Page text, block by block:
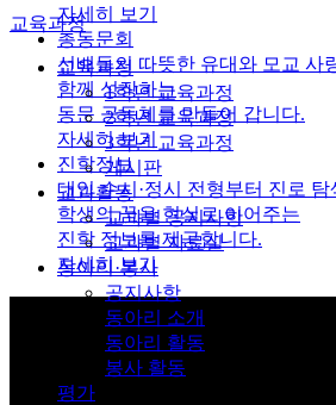
교육과정
교육과정
1학년 교육과정
2학년 교육과정
3학년 교육과정
게시판
교과활동
교과별 공지사항
교과별 자료실
동아리·봉사
공지사항
동아리 소개
동아리 활동
봉사 활동
평가
자세히 보기
총동문회
선배들의 따뜻한 유대와 모교 사
함께 성장하는
동문 공동체를 만들어 갑니다.
자세히 보기
진학정보
대입 수시·정시 전형부터 진로 탐
학생의 꿈을 현실로 이어주는
진학 정보를 제공합니다.
자세히 보기